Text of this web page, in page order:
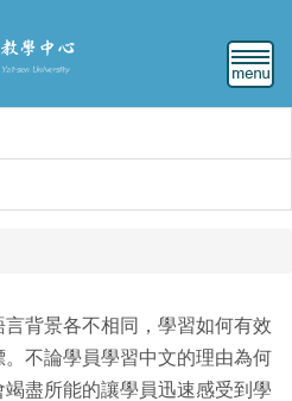
背景各不相同，學習如何有效
不論學員學習中文的理由為何
盡所能的讓學員迅速感受到學